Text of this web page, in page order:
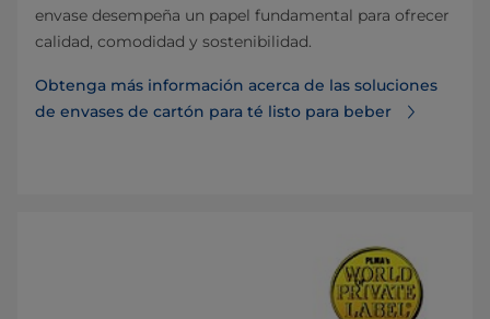
envase desempeña un papel fundamental para ofrecer
calidad, comodidad y sostenibilidad.
Obtenga más información acerca de las soluciones
de envases de cartón para té listo para beber